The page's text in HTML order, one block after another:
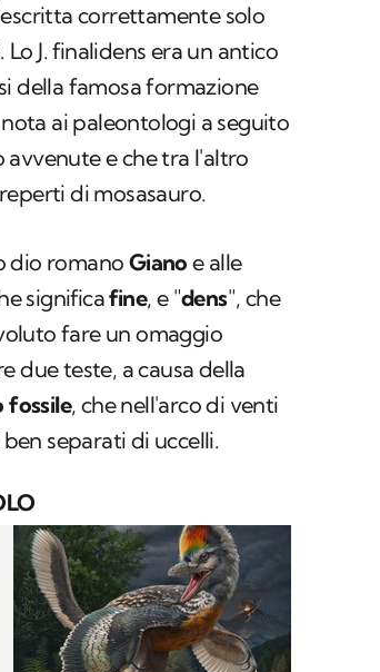
correttamente solo
Lo J. finalidens era un antico
della famosa formazione
ai paleontologi a seguito
avvenute e che tra l'altro
di mosasauro.
dio romano Gianoe alle
significafine, e "dens", che
fare un omaggio
due teste, a causa della
fossile, che nell'arco di venti
separati di uccelli.